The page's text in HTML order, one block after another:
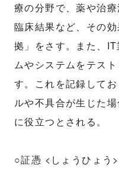
療の分野で、薬や治
臨床結果など、その
拠」をさす。また、
ムやシステムをテス
す。これを記録して
ルや不具合が生じた
に役立つとされる。
○証憑 <しょうひょ